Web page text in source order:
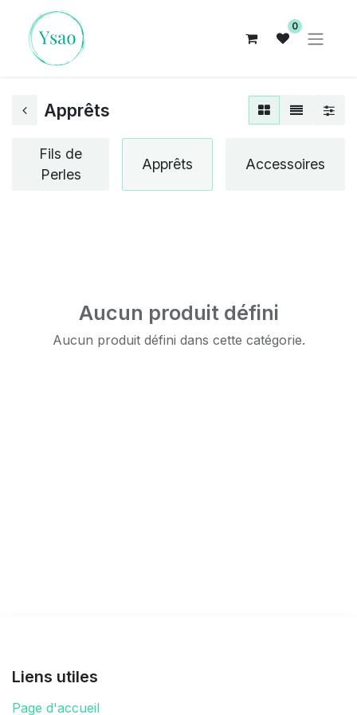
0
Apprêts
Fils de
Perles
Apprêts Accessoires
Aucun produit défini
Aucun produit défini dans cette catégorie.
Liens utiles
Page d'accueil